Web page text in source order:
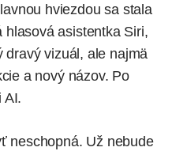
hviezdou sa stala
hlasová asistentka Siri,
dravý vizuál, ale najmä
a nový názov. Po
AI.
neschopná. Už nebude